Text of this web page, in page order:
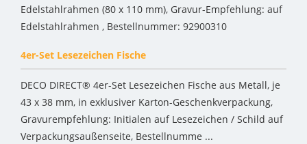
Edelstahlrahmen (80 x 110 mm), Gravur-Empfehlung: auf
Edelstahlrahmen , Bestellnummer: 92900310
4er-Set Lesezeichen Fische
DECO DIRECT® 4er-Set Lesezeichen Fische aus Metall, je
43 x 38 mm, in exklusiver Karton-Geschenkverpackung,
Gravurempfehlung: Initialen auf Lesezeichen / Schild auf
Verpackungsaußenseite, Bestellnumme ...